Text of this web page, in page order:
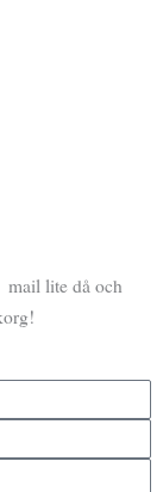
lite då och